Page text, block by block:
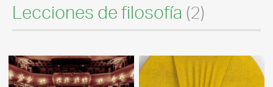
Lecciones de filosofía (2)